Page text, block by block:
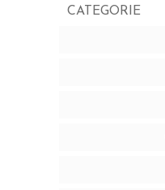
CATEGORIE